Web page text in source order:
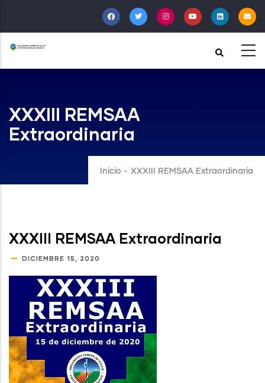
al
contenido
principal
XXXIII REMSAA
Extraordinaria
Inicio - XXXIII REMSAA Extraordinaria
XXXIII REMSAA Extraordinaria
DICIEMBRE 15, 2020